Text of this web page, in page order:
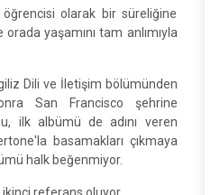
olarak bir süreliğine
yaşamını tam anlımıyla
Dili ve İletişim bölümünden
San Francisco şehrine
ilk albümü de adını veren
basamakları çıkmaya
halk beğenmiyor.